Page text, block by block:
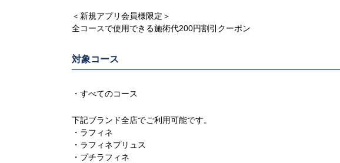
＜新規アプリ会員様限定＞
全コースで使用できる施術代200円割引クーポン
対象コース
・すべてのコース
下記ブランド全店でご利用可能です。
・ラフィネ
・ラフィネプリュス
・プチラフィネ